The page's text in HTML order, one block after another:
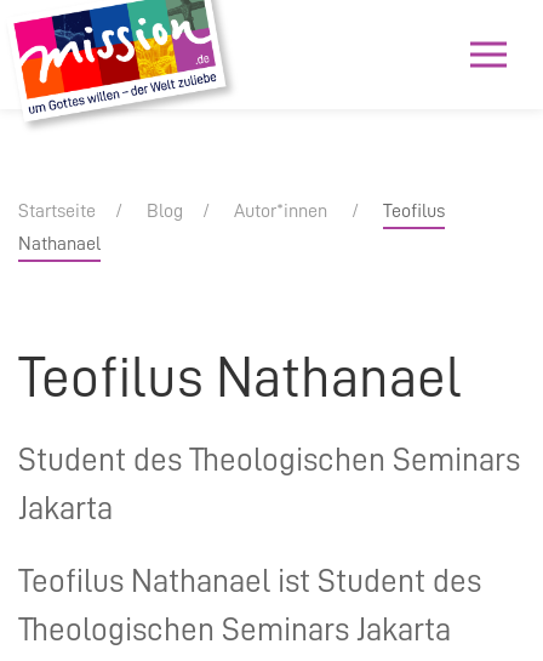
Startseite Blog Autor*innen
Teofilus
Nathanael
Teofilus Nathanael
Student des Theologischen Seminars
Jakarta
Teofilus Nathanael ist Student des
Theologischen Seminars Jakarta